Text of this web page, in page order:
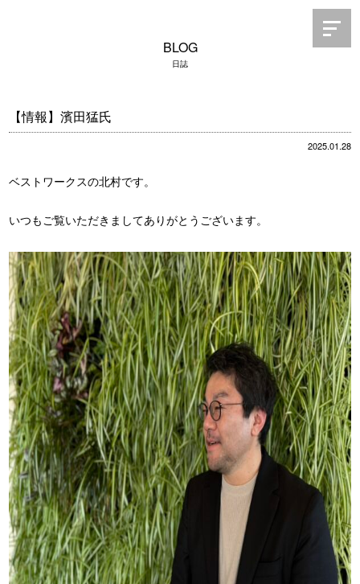
BLOG
日誌
【情報】濱田猛氏
2025.01.28
ベストワークスの北村です。
いつもご覧いただきましてありがとうございます。